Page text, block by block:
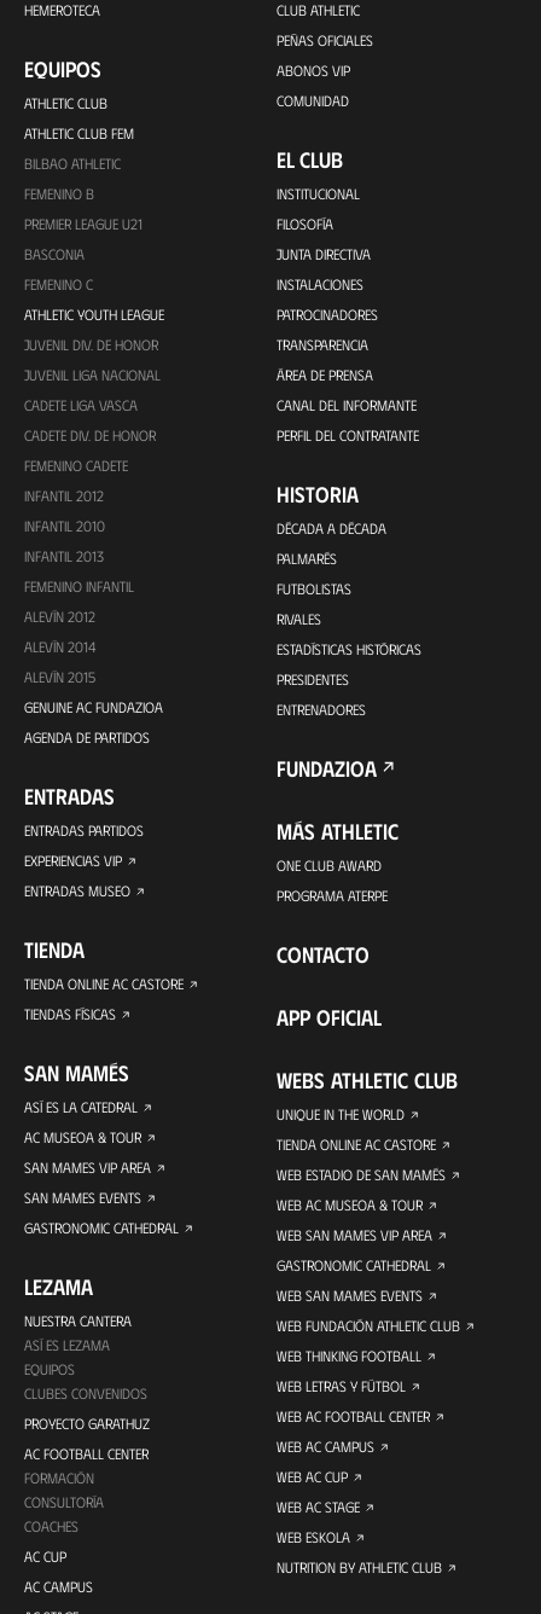
HEMEROTECA
EQUIPOS
ATHLETIC CLUB
ATHLETIC CLUB FEM
BILBAO ATHLETIC
FEMENINO B
PREMIER LEAGUE U21
BASCONIA
FEMENINO C
ATHLETIC YOUTH LEAGUE
JUVENIL DIV. DE HONOR
JUVENIL LIGA NACIONAL
CADETE LIGA VASCA
CADETE DIV. DE HONOR
FEMENINO CADETE
INFANTIL 2012
INFANTIL 2010
INFANTIL 2013
FEMENINO INFANTIL
ALEVÍN 2012
ALEVÍN 2014
ALEVÍN 2015
GENUINE AC FUNDAZIOA
AGENDA DE PARTIDOS
ENTRADAS
ENTRADAS PARTIDOS
EXPERIENCIAS VIP
ENTRADAS MUSEO
TIENDA
TIENDA ONLINE AC CASTORE
TIENDAS FÍSICAS
SAN MAMÉS
ASÍ ES LA CATEDRAL
AC MUSEOA & TOUR
SAN MAMES VIP AREA
SAN MAMES EVENTS
GASTRONOMIC CATHEDRAL
LEZAMA
NUESTRA CANTERA
ASÍ ES LEZAMA
EQUIPOS
CLUBES CONVENIDOS
PROYECTO GARATHUZ
AC FOOTBALL CENTER
FORMACIÓN
CONSULTORÍA
COACHES
AC CUP
AC CAMPUS
CLUB ATHLETIC
PEÑAS OFICIALES
ABONOS VIP
COMUNIDAD
EL CLUB
INSTITUCIONAL
FILOSOFÍA
JUNTA DIRECTIVA
INSTALACIONES
PATROCINADORES
TRANSPARENCIA
ÁREA DE PRENSA
CANAL DEL INFORMANTE
PERFIL DEL CONTRATANTE
HISTORIA
DÉCADA A DÉCADA
PALMARÉS
FUTBOLISTAS
RIVALES
ESTADÍSTICAS HISTÓRICAS
PRESIDENTES
ENTRENADORES
FUNDAZIOA
MÁS ATHLETIC
ONE CLUB AWARD
PROGRAMA ATERPE
CONTACTO
APP OFICIAL
WEBS ATHLETIC CLUB
UNIQUE IN THE WORLD
TIENDA ONLINE AC CASTORE
WEB ESTADIO DE SAN MAMÉS
WEB AC MUSEOA & TOUR
WEB SAN MAMES VIP AREA
GASTRONOMIC CATHEDRAL
WEB SAN MAMES EVENTS
WEB FUNDACIÓN ATHLETIC CLUB
WEB THINKING FOOTBALL
WEB LETRAS Y FÚTBOL
WEB AC FOOTBALL CENTER
WEB AC CAMPUS
WEB AC CUP
WEB AC STAGE
WEB ESKOLA
NUTRITION BY ATHLETIC CLUB